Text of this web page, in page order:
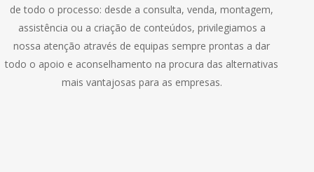
de todo o processo: desde a consulta, venda, montagem,
assistência ou a criação de conteúdos, privilegiamos a
nossa atenção através de equipas sempre prontas a dar
todo o apoio e aconselhamento na procura das alternativas
mais vantajosas para as empresas.